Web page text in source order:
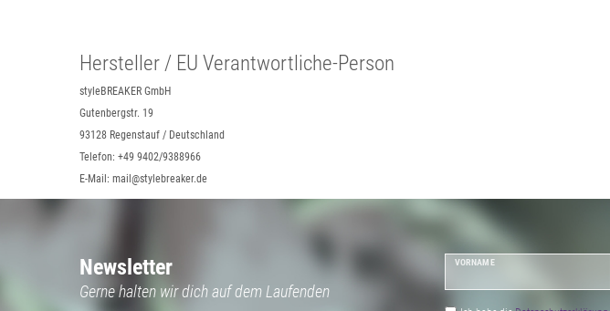
Hersteller / EU Verantwortliche-Person
styleBREAKER GmbH
Gutenbergstr. 19
93128 Regenstauf / Deutschland
Telefon: +49 9402/9388966
E-Mail: mail@stylebreaker.de
Newsletter
Gerne halten wir dich auf dem Laufenden
VORNAME